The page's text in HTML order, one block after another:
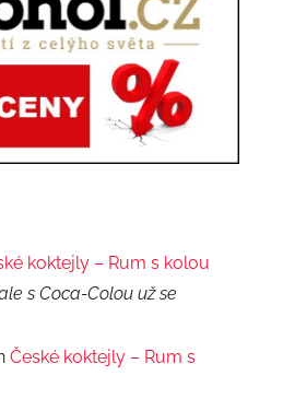
koktejly – Rum s kolou
s Coca-Colou už se
České koktejly – Rum s